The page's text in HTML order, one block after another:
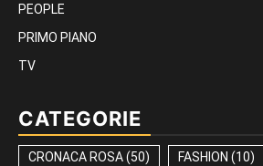
PEOPLE
PRIMO PIANO
TV
CATEGORIE
CRONACA ROSA(50) FASHION (10)